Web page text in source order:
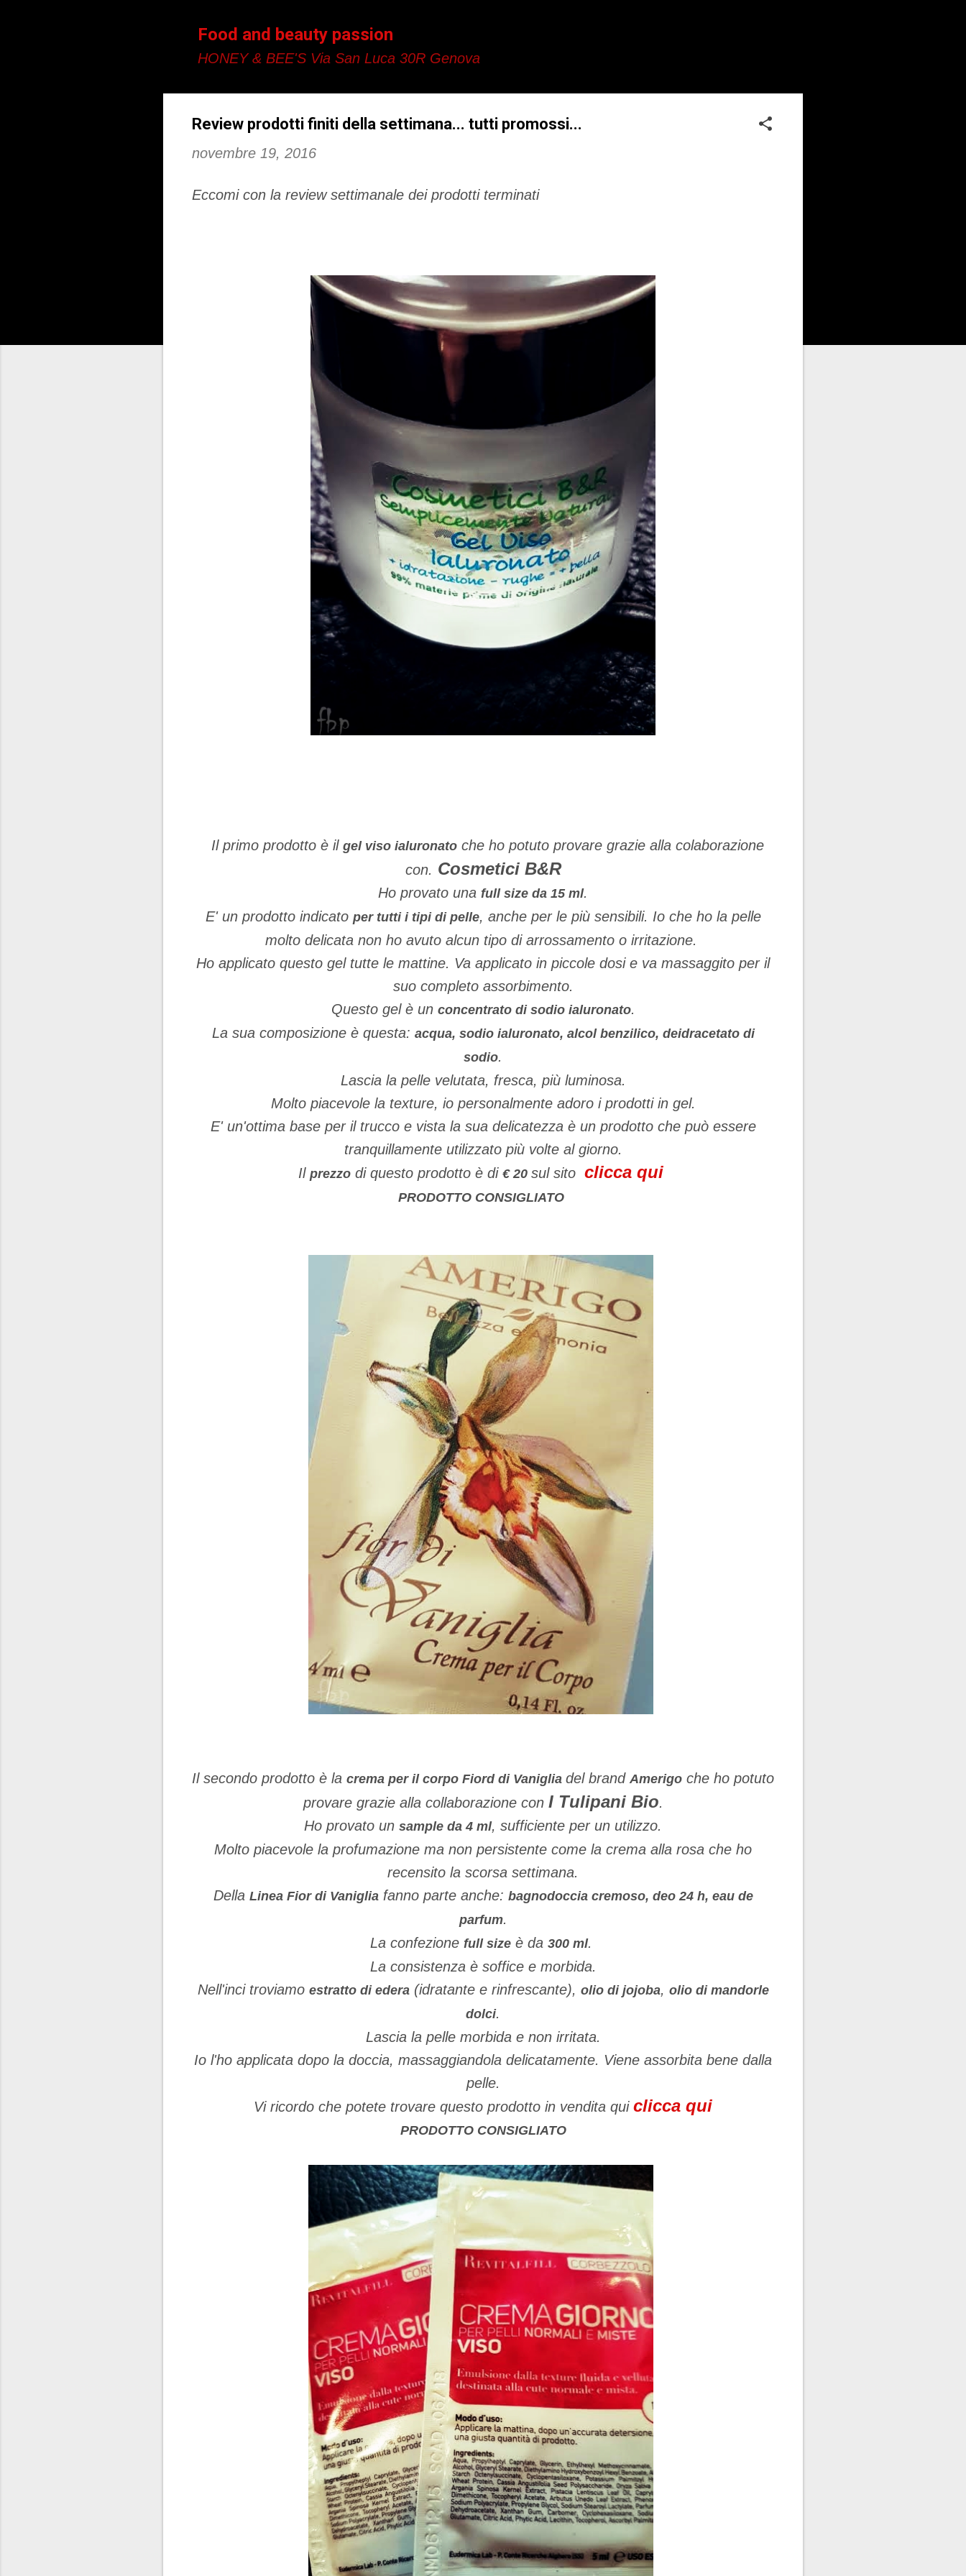
Food and beauty passion
HONEY & BEE'S Via San Luca 30R Genova
Review prodotti finiti della settimana... tutti promossi...
novembre 19, 2016
Eccomi con la review settimanale dei prodotti terminati
Il primo prodotto è il gel viso ialuronatoche ho potuto provare grazie alla colaborazione
con. Cosmetici B&R
Ho provato una full size da 15 ml.
E' un prodotto indicato per tutti i tipi di pelle, anche per le più sensibili. Io che ho la pelle
molto delicata non ho avuto alcun tipo di arrossamento o irritazione.
Ho applicato questo gel tutte le mattine. Va applicato in piccole dosi e va massaggito per il
suo completo assorbimento.
Questo gel è un concentrato di sodio ialuronato.
La sua composizione è questa: acqua, sodio ialuronato, alcol benzilico, deidracetato di
sodio.
Lascia la pelle velutata, fresca, più luminosa.
Molto piacevole la texture, io personalmente adoro i prodotti in gel.
E' un'ottima base per il trucco e vista la sua delicatezza è un prodotto che può essere
tranquillamente utilizzato più volte al giorno.
Il prezzodi questo prodotto è di € 20 sul sito clicca qui
PRODOTTO CONSIGLIATO
Il secondo prodotto è la crema per il corpo Fiord di Vaniglia del brand Amerigo che ho potuto
provare grazie alla collaborazione con I Tulipani Bio.
Ho provato un sample da 4 ml, sufficiente per un utilizzo.
Molto piacevole la profumazione ma non persistente come la crema alla rosa che ho
recensito la scorsa settimana.
Della Linea Fior di Vanigliafanno parte anche: bagnodoccia cremoso, deo 24 h, eau de
parfum.
La confezione full sizeè da 300 ml.
La consistenza è soffice e morbida.
Nell'inci troviamo estratto di edera(idratante e rinfrescante), olio di jojoba, olio di mandorle
dolci.
Lascia la pelle morbida e non irritata.
Io l'ho applicata dopo la doccia, massaggiandola delicatamente. Viene assorbita bene dalla
pelle.
Vi ricordo che potete trovare questo prodotto in vendita qui clicca qui
PRODOTTO CONSIGLIATO